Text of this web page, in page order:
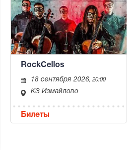
RockCellos
18 сентября 2026, 20:00
КЗ Измайлово
Билеты